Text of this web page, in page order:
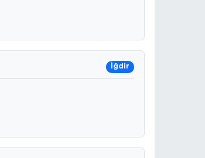
İğdir